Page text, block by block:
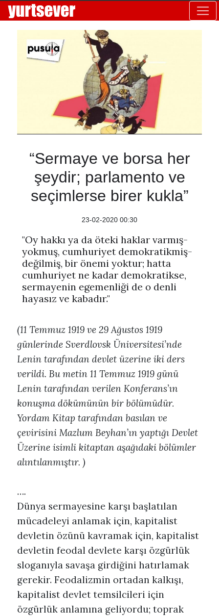
“Sermaye ve borsa her
şeydir; parlamento ve
seçimlerse birer kukla”
23-02-2020 00:30
"Oy hakkı ya da öteki haklar varmış-
yokmuş, cumhuriyet demokratikmiş-
değilmiş, bir önemi yoktur; hatta
cumhuriyet ne kadar demokratikse,
sermayenin egemenliği de o denli
hayasız ve kabadır."
(11 Temmuz 1919 ve 29 Ağustos 1919
günlerinde Sverdlovsk Üniversitesi’nde
Lenin tarafından devlet üzerine iki ders
verildi. Bu metin 11 Temmuz 1919 günü
Lenin tarafından verilen Konferans’ın
konuşma dökümünün bir bölümüdür.
Yordam Kitap tarafından basılan ve
çevirisini Mazlum Beyhan’ın yaptığı Devlet
Üzerine isimli kitaptan aşağıdaki bölümler
alıntılanmıştır. )
….
Dünya sermayesine karşı başlatılan
mücadeleyi anlamak için, kapitalist
devletin özünü kavramak için, kapitalist
devletin feodal devlete karşı özgürlük
sloganıyla savaşa girdiğini hatırlamak
gerekir. Feodalizmin ortadan kalkışı,
kapitalist devlet temsilcileri için
özgürlük anlamına geliyordu; toprak